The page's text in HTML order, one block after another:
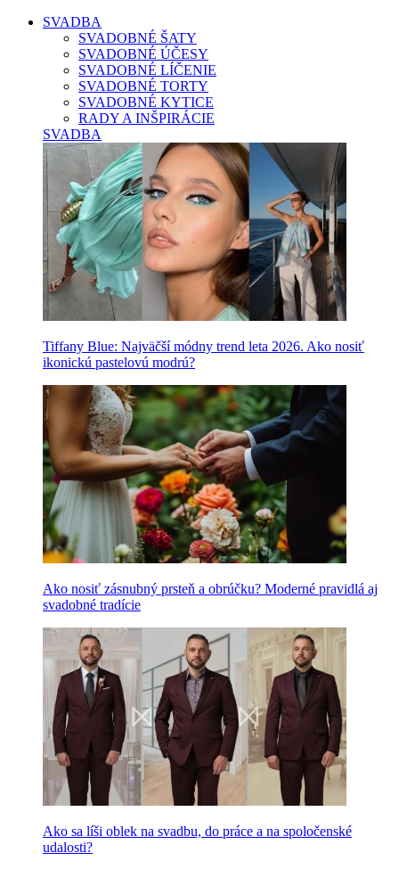
SVADBA
SVADOBNÉ ŠATY
SVADOBNÉ ÚČESY
SVADOBNÉ LÍČENIE
SVADOBNÉ TORTY
SVADOBNÉ KYTICE
RADY A INŠPIRÁCIE
SVADBA
Tiffany Blue: Najväčší módny trend leta 2026. Ako nosiť
ikonickú pastelovú modrú?
Ako nosiť zásnubný prsteň a obrúčku? Moderné pravidlá aj
svadobné tradície
Ako sa líši oblek na svadbu, do práce a na spoločenské
udalosti?